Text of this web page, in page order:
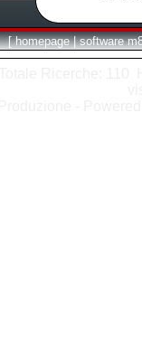
[ homepage | software